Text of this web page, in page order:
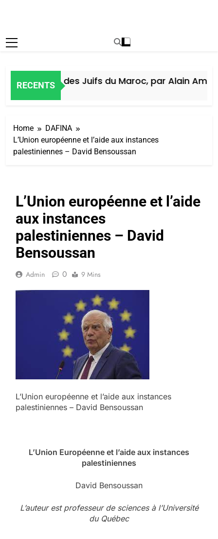
RECENTS
Histoire des Juifs du Maroc, par Alain Amiel
Home
DAFINA
L’Union européenne et l’aide aux instances
palestiniennes – David Bensoussan
L’Union européenne et l’aide
aux instances
palestiniennes – David
Bensoussan
Admin 0 9 Mins
L’Union européenne et l’aide aux instances
palestiniennes – David Bensoussan
L’Union Européenne et l’aide aux instances
palestiniennes
David Bensoussan
L’auteur est professeur de sciences à l’Université
du Québec